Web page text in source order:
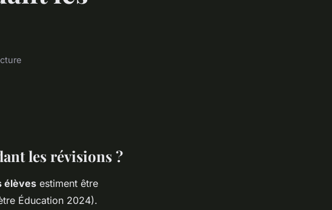
les révisions ?
élèves estiment être
Éducation 2024).